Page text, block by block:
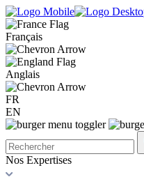
Français
Anglais
FR
EN
Nos Expertises